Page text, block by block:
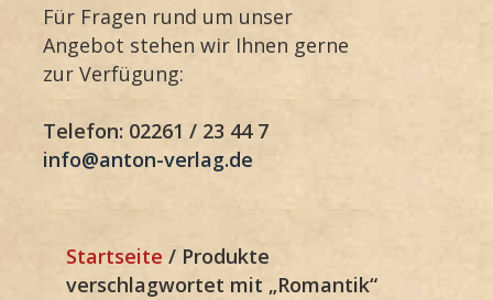
Für Fragen rund um unser
Angebot stehen wir Ihnen gerne
zur Verfügung:
Telefon: 02261 / 23 44 7
info@anton-verlag.de
Startseite / Produkte
verschlagwortet mit „Romantik“